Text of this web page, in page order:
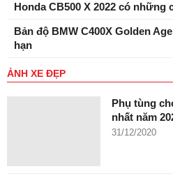
Honda CB500 X 2022 có những
Bản độ BMW C400X Golden
hạn
ẢNH XE ĐẸP
Phụ tùng
nhất năm
31/12/2020